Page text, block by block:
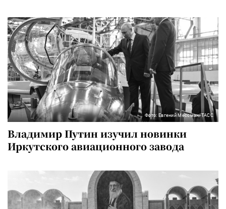
Фото: Евгений Мессман/ТАСС
Владимир Путин изучил новинки
Иркутского авиационного завода